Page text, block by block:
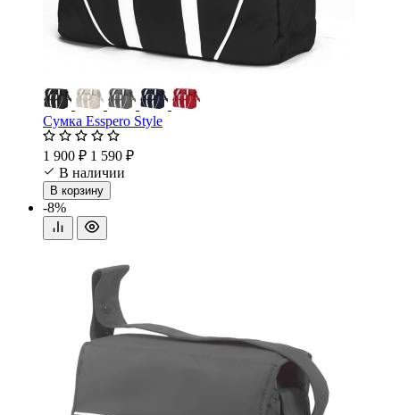
Сумка Esspero Style
1 900 ₽ 1 590 ₽
В наличии
В корзину
-8%